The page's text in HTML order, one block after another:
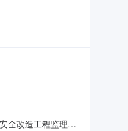
督举报：中选
全改造工程监理服